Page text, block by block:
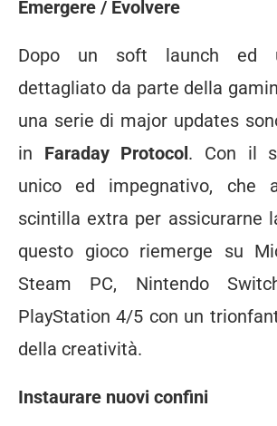
Emergere / Evolvere
Dopo un soft launch ed
dettagliato da parte della
una serie di major updates
in Faraday Protocol. Con il
unico ed impegnativo, che
scintilla extra per assicurarne
questo gioco riemerge su
Steam PC, Nintendo
PlayStation 4/5 con un
della creatività.
Instaurare nuovi confini